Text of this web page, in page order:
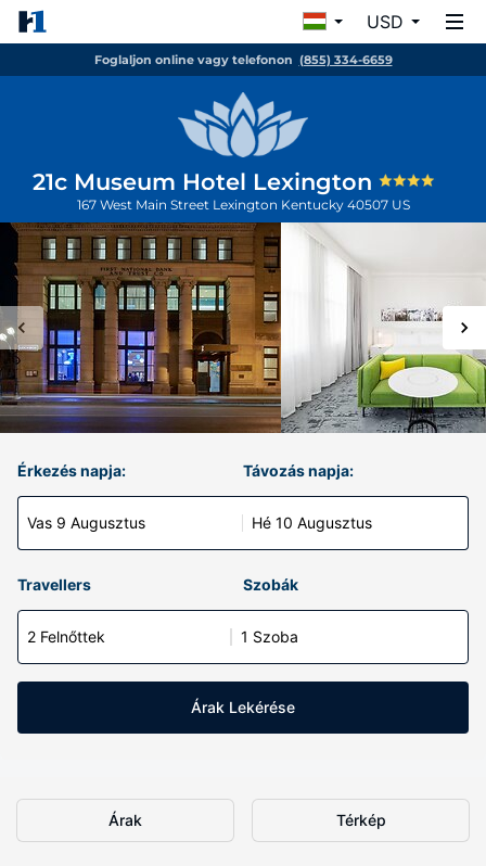
USD
Foglaljon online vagy telefonon (855) 334-6659
21c Museum Hotel Lexington
167 West Main Street Lexington Kentucky 40507 US
Érkezés napja:
Vas 9 Augusztus
Távozás napja:
Hé 10 Augusztus
Travellers Szobák
2 Felnőttek 1 Szoba
Árak Lekérése
Árak Térkép